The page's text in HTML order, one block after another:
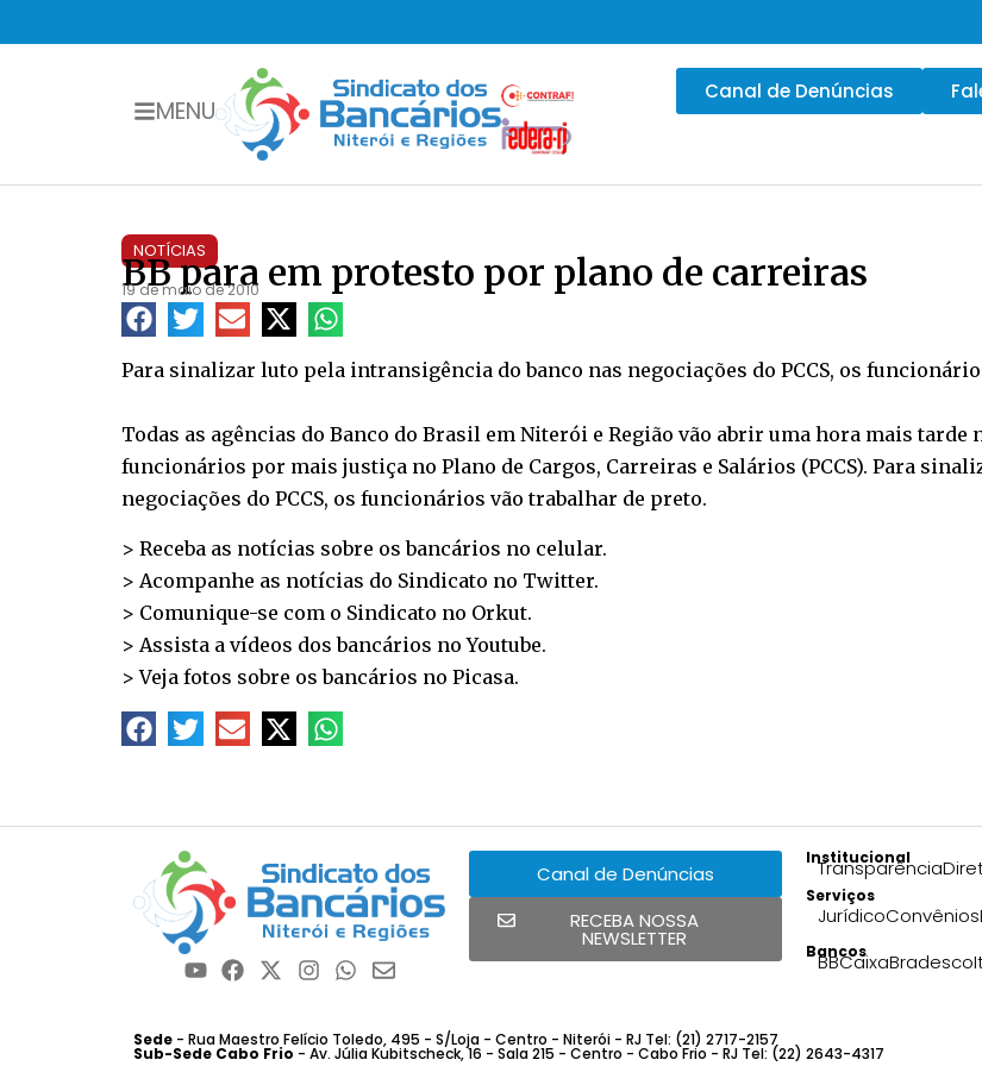
MENU
Canal de Denúncias
NOTÍCIAS
BB para em protesto por plano de carreiras
19 de maio de 2010
Para sinalizar luto pela intransigência do banco nas negociações do PCCS, os
Todas as agências do Banco do Brasil em Niterói e Região vão abrir uma hora mais
funcionários por mais justiça no Plano de Cargos, Carreiras e Salários (PCCS). Para
negociações do PCCS, os funcionários vão trabalhar de preto.
> Receba as notícias sobre os bancários no celular.
> Acompanhe as notícias do Sindicato no Twitter.
> Comunique-se com o Sindicato no Orkut.
> Assista a vídeos dos bancários noYoutube.
> Veja fotos sobre os bancários no Picasa.
Canal de Denúncias
RECEBA NOSSA
NEWSLETTER
Institucional
Transparência
Serviços
JurídicoConvênios
Bancos
BBCaixaBradesco
Sede - Rua Maestro Felício Toledo, 495 - S/Loja - Centro - Niterói - RJ Tel: (21) 2717-2157
Sub-Sede Cabo Frio - Av. Júlia Kubitscheck, 16 - Sala 215 - Centro - Cabo Frio - RJ Tel: (22) 2643-4317